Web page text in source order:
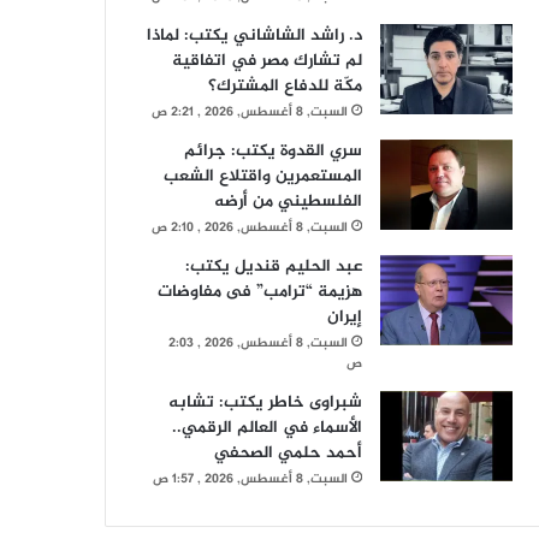
د. راشد الشاشاني يكتب: لماذا
لم تشارك مصر في اتفاقية
مكّة للدفاع المشترك؟
السبت, 8 أغسطس, 2026 , 2:21 ص
سري القدوة يكتب: جرائم
المستعمرين واقتلاع الشعب
الفلسطيني من أرضه
السبت, 8 أغسطس, 2026 , 2:10 ص
عبد الحليم قنديل يكتب:
هزيمة “ترامب” فى مفاوضات
إيران
السبت, 8 أغسطس, 2026 , 2:03
ص
شبراوى خاطر يكتب: تشابه
الأسماء في العالم الرقمي..
أحمد حلمي الصحفي
السبت, 8 أغسطس, 2026 , 1:57 ص